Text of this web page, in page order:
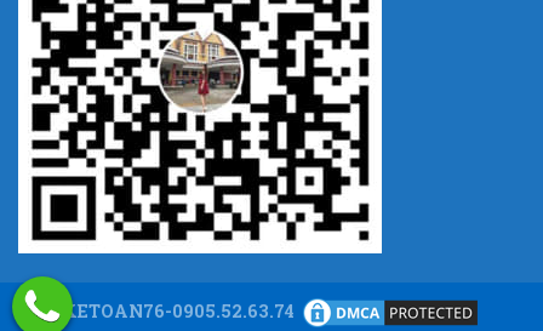
KETOAN76-0905.52.63.74